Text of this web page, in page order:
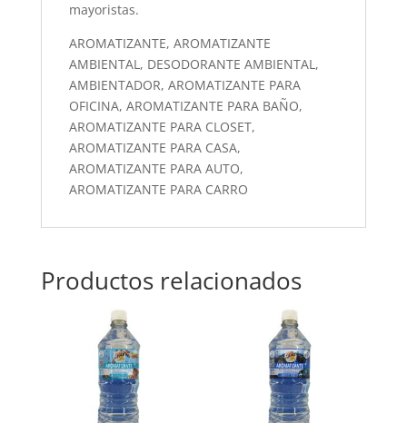
mayoristas.
AROMATIZANTE, AROMATIZANTE
AMBIENTAL, DESODORANTE AMBIENTAL,
AMBIENTADOR, AROMATIZANTE PARA
OFICINA, AROMATIZANTE PARA BAÑO,
AROMATIZANTE PARA CLOSET,
AROMATIZANTE PARA CASA,
AROMATIZANTE PARA AUTO,
AROMATIZANTE PARA CARRO
Productos relacionados